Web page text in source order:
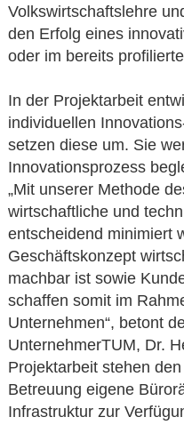
Volkswirtschaftslehre
den Erfolg eines
oder im bereits
In der Projektarbeit
individuellen
setzen diese um. Sie
Innovationsprozess
„Mit unserer Methode
wirtschaftliche und
entscheidend minimiert
Geschäftskonzept
machbar ist sowie
schaffen somit im
Unternehmen“, betont
UnternehmerTUM, Dr.
Projektarbeit stehen
Betreuung eigene
Infrastruktur zur